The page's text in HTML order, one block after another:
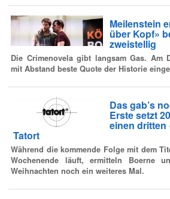
Meilenstein
über Kopf»
zweistellig
Die Crimenovela gibt langsam Gas. Am
mit Abstand beste Quote der Historie
Das gab’s
Erste setzt
einen dritten
Tatort
Während die kommende Folge mit dem
Wochenende läuft, ermitteln Boerne
Weihnachten noch ein weiteres Mal.